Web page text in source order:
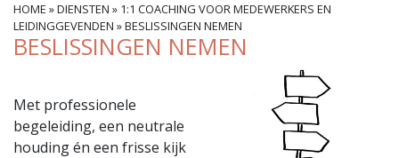
HOME »DIENSTEN » 1:1 COACHING VOOR MEDEWERKERS EN
LEIDINGGEVENDEN »BESLISSINGEN NEMEN
BESLISSINGEN NEMEN
Met professionele
begeleiding, een neutrale
houding én een frisse kijk